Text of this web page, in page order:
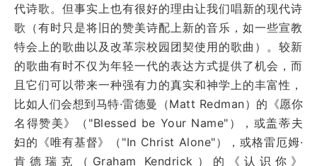
代诗歌。但事实上也有很好的理由让我们唱新的现代诗
歌（有时只是将旧的赞美诗配上新的音乐，如一些宣教
特会上的歌曲以及改革宗校园团契使用的歌曲）。较新
的歌曲有时不仅为年轻一代的表达方式提供了机会，而
且它们可以带来一种强有力的真实和神学上的丰富性，
比如人们会想到马特·雷德曼（Matt Redman）的《愿你
名得赞美》（"Blessed be Your Name"），或盖蒂夫
妇的《唯有基督》（"In Christ Alone"），或格雷厄姆·
肯德瑞克（Graham Kendrick）的《认识你》